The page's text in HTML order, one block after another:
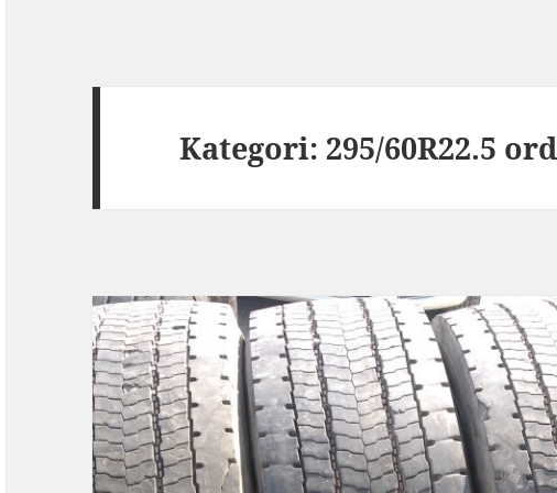
Kategori: 295/60R22.5